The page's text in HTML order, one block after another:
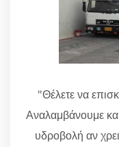
"Θέλετε να
Αναλαμβάνουμε
υδροβολή αν